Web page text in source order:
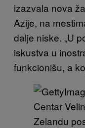
izazvala nova
Azije, na
dalje niske. „U
iskustva u
funkcionišu, a
Centar
Zelandu